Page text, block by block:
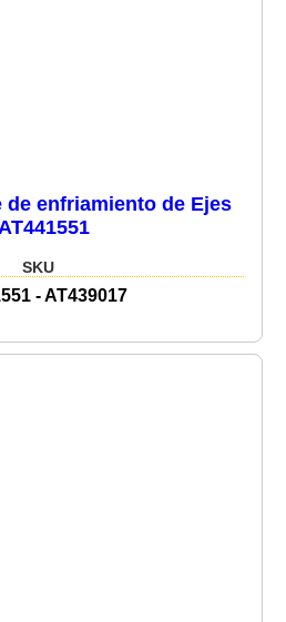
de enfriamiento de Ejes
SKU
- AT439017